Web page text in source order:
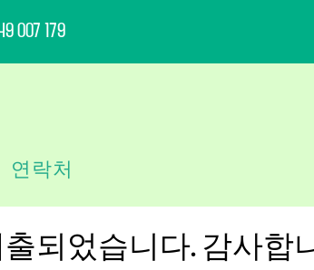
007 179
연락처
되었습니다. 감사합